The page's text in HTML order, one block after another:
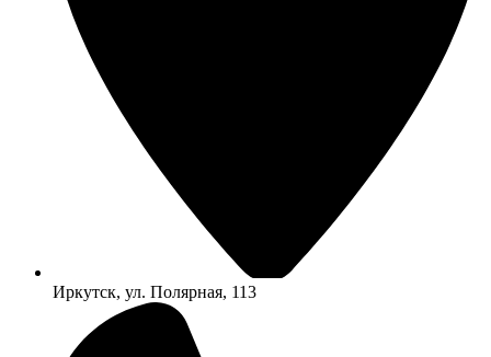
Иркутск, ул. Полярная, 113